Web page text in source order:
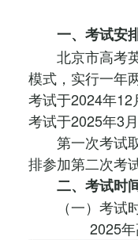
一、考试安
北京市高考
模式，实行一年
考试于2024年
考试于2025年3
第一次考试
排参加第二次考试
二、考试时
（一）考试
2025